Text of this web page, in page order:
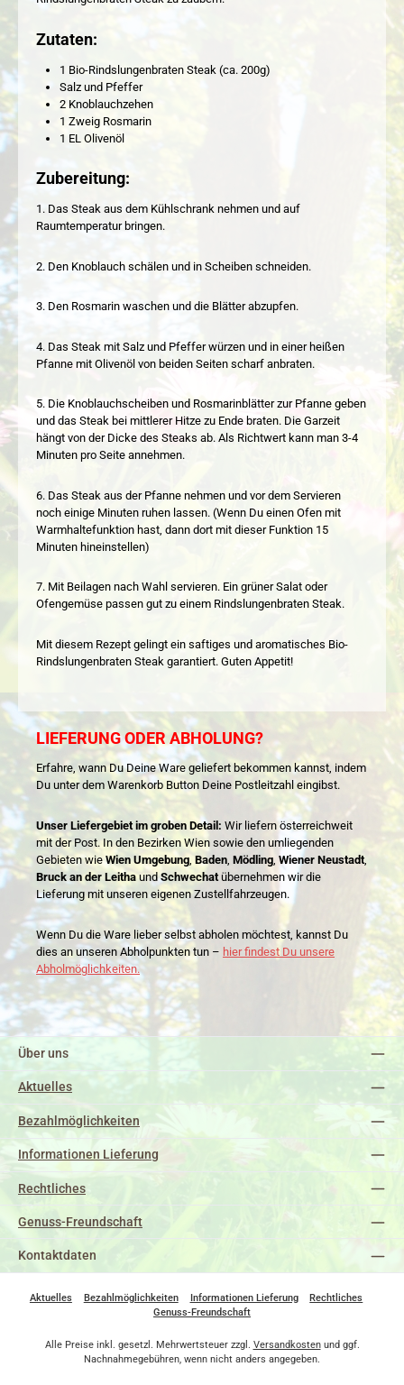
Zutaten:
1 Bio-Rindslungenbraten Steak (ca. 200g)
Salz und Pfeffer
2 Knoblauchzehen
1 Zweig Rosmarin
1 EL Olivenöl
Zubereitung:
1. Das Steak aus dem Kühlschrank nehmen und auf
Raumtemperatur bringen.
2. Den Knoblauch schälen und in Scheiben schneiden.
3. Den Rosmarin waschen und die Blätter abzupfen.
4. Das Steak mit Salz und Pfeffer würzen und in einer heißen
Pfanne mit Olivenöl von beiden Seiten scharf anbraten.
5. Die Knoblauchscheiben und Rosmarinblätter zur Pfanne geben
und das Steak bei mittlerer Hitze zu Ende braten. Die Garzeit
hängt von der Dicke des Steaks ab. Als Richtwert kann man 3-4
Minuten pro Seite annehmen.
6. Das Steak aus der Pfanne nehmen und vor dem Servieren
noch einige Minuten ruhen lassen. (Wenn Du einen Ofen mit
Warmhaltefunktion hast, dann dort mit dieser Funktion 15
Minuten hineinstellen)
7. Mit Beilagen nach Wahl servieren. Ein grüner Salat oder
Ofengemüse passen gut zu einem Rindslungenbraten Steak.
Mit diesem Rezept gelingt ein saftiges und aromatisches Bio-
Rindslungenbraten Steak garantiert. Guten Appetit!
LIEFERUNG ODER ABHOLUNG?
Erfahre, wann Du Deine Ware geliefert bekommen kannst, indem
Du unter dem Warenkorb Button Deine Postleitzahl eingibst.
Unser Liefergebiet im groben Detail: Wir liefern österreichweit
mit der Post. In den Bezirken Wien sowie den umliegenden
Gebieten wieWien Umgebung, Baden, Mödling, Wiener Neustadt,
Bruck an der Leitha undSchwechatübernehmen wir die
Lieferung mit unseren eigenen Zustellfahrzeugen.
Wenn Du die Ware lieber selbst abholen möchtest, kannst Du
dies an unseren Abholpunkten tun – hier findest Du unsere
Abholmöglichkeiten.
Über uns
Aktuelles
Bezahlmöglichkeiten
Informationen Lieferung
Rechtliches
Genuss-Freundschaft
Kontaktdaten
Aktuelles Bezahlmöglichkeiten Informationen Lieferung
Rechtliches
Genuss-Freundschaft
Alle Preise inkl. gesetzl. Mehrwertsteuer zzgl. Versandkostenund ggf.
Nachnahmegebühren, wenn nicht anders angegeben.